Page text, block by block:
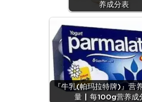
养成分表
『牛乳(帕玛拉特牌)』营
量 | 每100g营养成